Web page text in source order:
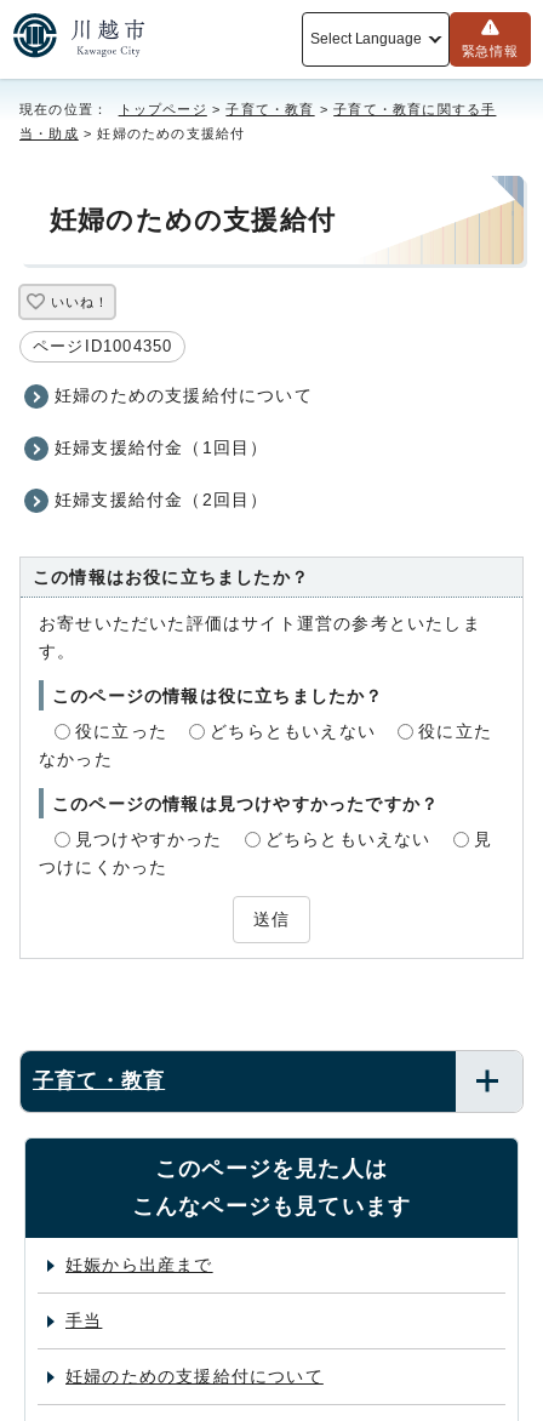
Select Language
緊急情報
現在の位置： トップページ >子育て・教育 >子育て・教育に関する手
当・助成 > 妊婦のための支援給付
妊婦のための支援給付
いいね！
ページID1004350
妊婦のための支援給付について
妊婦支援給付金（1回目）
妊婦支援給付金（2回目）
この情報はお役に立ちましたか？
お寄せいただいた評価はサイト運営の参考といたしま
す。
このページの情報は役に立ちましたか？
役に立った
どちらともいえない
役に立た
なかった
このページの情報は見つけやすかったですか？
見つけやすかった
どちらともいえない
見
つけにくかった
送信
子育て・教育
このページを見た人は
こんなページも見ています
妊娠から出産まで
手当
妊婦のための支援給付について